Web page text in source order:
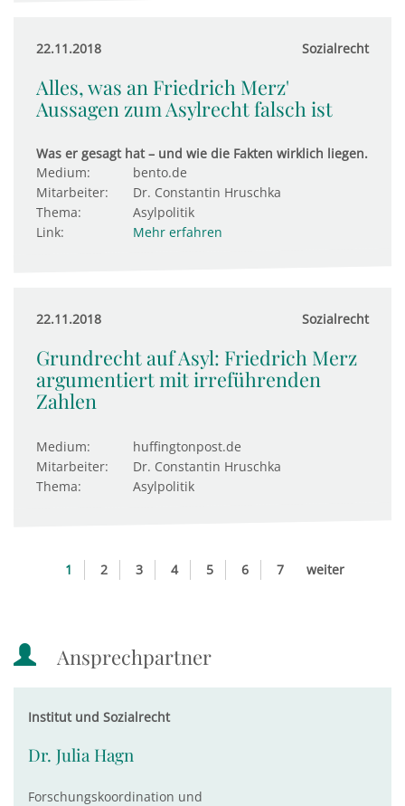
22.11.2018 Sozialrecht
Alles, was an Friedrich Merz'
Aussagen zum Asylrecht falsch ist
Was er gesagt hat – und wie die Fakten wirklich liegen.
Medium:
bento.de
Mitarbeiter:
Dr. Constantin Hruschka
Thema:
Asylpolitik
Link:
Mehr erfahren
22.11.2018 Sozialrecht
Grundrecht auf Asyl: Friedrich Merz
argumentiert mit irreführenden
Zahlen
Medium:
huffingtonpost.de
Mitarbeiter:
Dr. Constantin Hruschka
Thema:
Asylpolitik
1 2 3 4 5 6 7 weiter
Ansprechpartner
Institut und Sozialrecht
Dr. Julia Hagn
Forschungskoordination und